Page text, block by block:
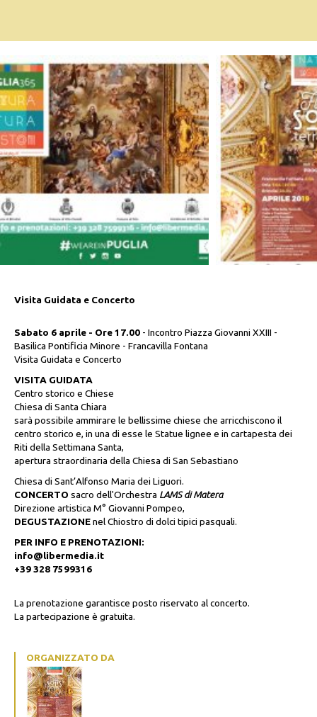
Visita Guidata e Concerto
Sabato 6 aprile - Ore 17.00 - Incontro Piazza Giovanni XXIII -
Basilica Pontificia Minore - Francavilla Fontana
Visita Guidata e Concerto
VISITA GUIDATA
Centro storico e Chiese
Chiesa di Santa Chiara
sarà possibile ammirare le bellissime chiese che arricchiscono il
centro storico e, in una di esse le Statue lignee e in cartapesta dei
Riti della Settimana Santa,
apertura straordinaria della Chiesa di San Sebastiano
Chiesa di Sant’Alfonso Maria dei Liguori.
CONCERTO sacro dell'Orchestra LAMS di Matera
Direzione artistica M° Giovanni Pompeo,
DEGUSTAZIONEnel Chiostro di dolci tipici pasquali.
PER INFO E PRENOTAZIONI:
info@libermedia.it
+39 328 7599316
La prenotazione garantisce posto riservato al concerto.
La partecipazione è gratuita.
ORGANIZZATO DA